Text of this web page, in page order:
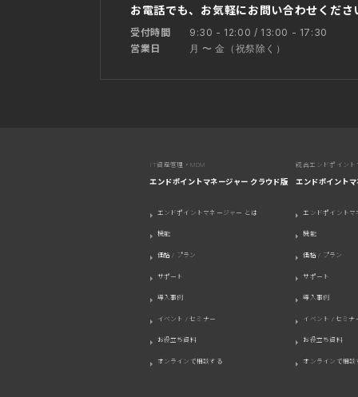
お電話でも、お気軽にお問い合わせくださ
受付時間 9:30 - 12:00 / 13:00 - 17:30
営業日 月 〜 金（祝祭除く）
IT資産管理・MDM
エンドポイントマネージャー クラウド版
エンドポイントマネージャー とは
機能
価格 / プラン
サポート
導入事例
イベント / セミナー
お役立ち資料
オンラインで相談する
統合エンドポイント
エンドポイント
エンドポイントマ
機能
価格 / プラン
サポート
導入事例
イベント / セミナ
お役立ち資料
オンラインで相談